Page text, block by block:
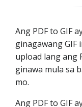
Ang PDF to GIF
ginagawang GIF
upload lang ang
ginawa mula sa
mo.
Ang PDF to GIF